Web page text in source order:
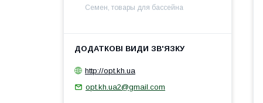
Семен, товары для бассейна
http://opt.kh.ua
opt.kh.ua2@gmail.com